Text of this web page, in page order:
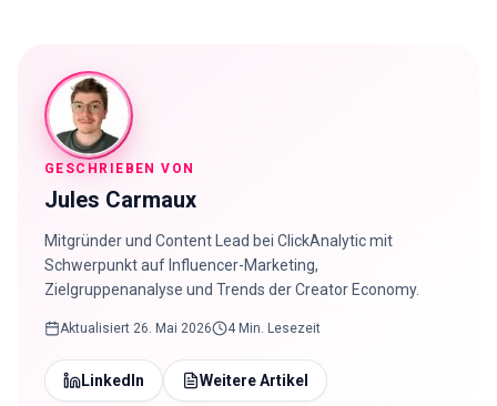
GESCHRIEBEN VON
Jules Carmaux
Mitgründer und Content Lead bei ClickAnalytic mit
Schwerpunkt auf Influencer-Marketing,
Zielgruppenanalyse und Trends der Creator Economy.
Aktualisiert 26. Mai 2026 4 Min. Lesezeit
LinkedIn Weitere Artikel